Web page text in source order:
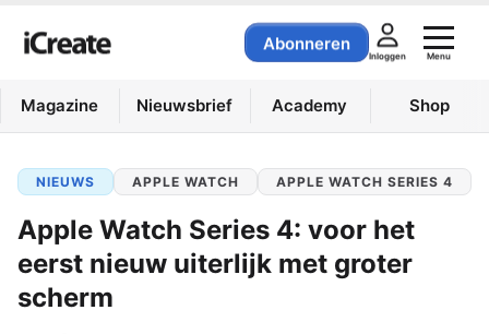
Abonneren
Inloggen Menu
Magazine Nieuwsbrief Academy Shop
NIEUWS APPLE WATCH APPLE WATCH SERIES 4
Apple Watch Series 4: voor het
eerst nieuw uiterlijk met groter
scherm